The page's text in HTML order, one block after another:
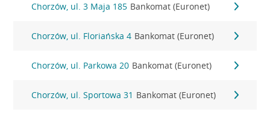
Chorzów, ul. 3 Maja 185 Bankomat (Euronet)
Chorzów, ul. Floriańska 4 Bankomat (Euronet)
Chorzów, ul. Parkowa 20 Bankomat (Euronet)
Chorzów, ul. Sportowa 31 Bankomat (Euronet)